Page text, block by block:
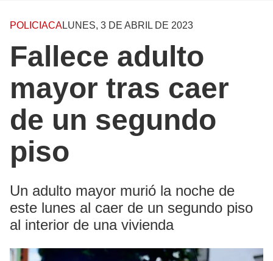
POLICIACALUNES, 3 DE ABRIL DE 2023
Fallece adulto
mayor tras caer
de un segundo
piso
Un adulto mayor murió la noche de
este lunes al caer de un segundo piso
al interior de una vivienda